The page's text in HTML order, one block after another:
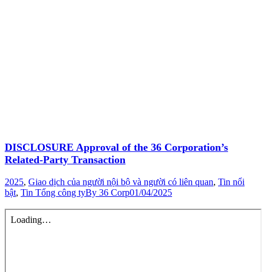
DISCLOSURE Approval of the 36 Corporation’s
Related-Party Transaction
2025, Giao dịch của người nội bộ và người có liên quan, Tin nổi
bật, Tin Tổng công tyBy 36 Corp01/04/2025